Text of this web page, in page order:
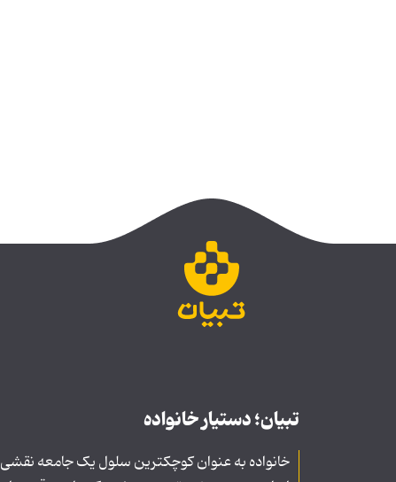
تبیان؛ دستیار خانواده
خانواده به عنوان کوچکترین سلول یک جامعه نقشی